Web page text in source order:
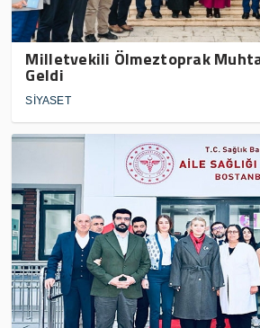
Milletvekili Ölmeztoprak
Geldi
SİYASET